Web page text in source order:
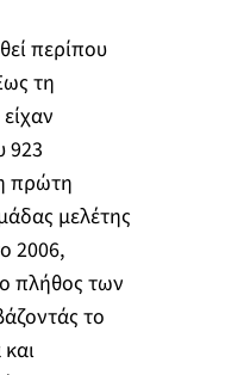
περίπου
τη
923
πρώτη
μελέτης
2006,
πλήθος των
το